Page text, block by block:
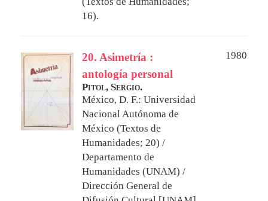
16).
20. Asimetría :
antología personal
1980
Pitol, Sergio.
México, D. F.: Universidad
Nacional Autónoma de
México (Textos de
Humanidades; 20) /
Departamento de
Humanidades (UNAM) /
Dirección General de